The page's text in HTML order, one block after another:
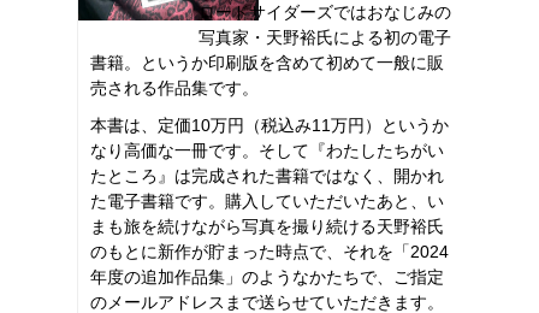
ロードサイダーズではおなじみの
写真家・天野裕氏による初の電子
書籍。というか印刷版を含めて初めて一般に販
売される作品集です。
本書は、定価10万円（税込み11万円）というか
なり高価な一冊です。そして『わたしたちがい
たところ』は完成された書籍ではなく、開かれ
た電子書籍です。購入していただいたあと、い
まも旅を続けながら写真を撮り続ける天野裕氏
のもとに新作が貯まった時点で、それを「2024
年度の追加作品集」のようなかたちで、ご指定
のメールアドレスまで送らせていただきます。